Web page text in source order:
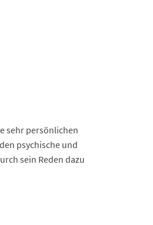
sehr persönlichen
psychische und
sein Reden dazu